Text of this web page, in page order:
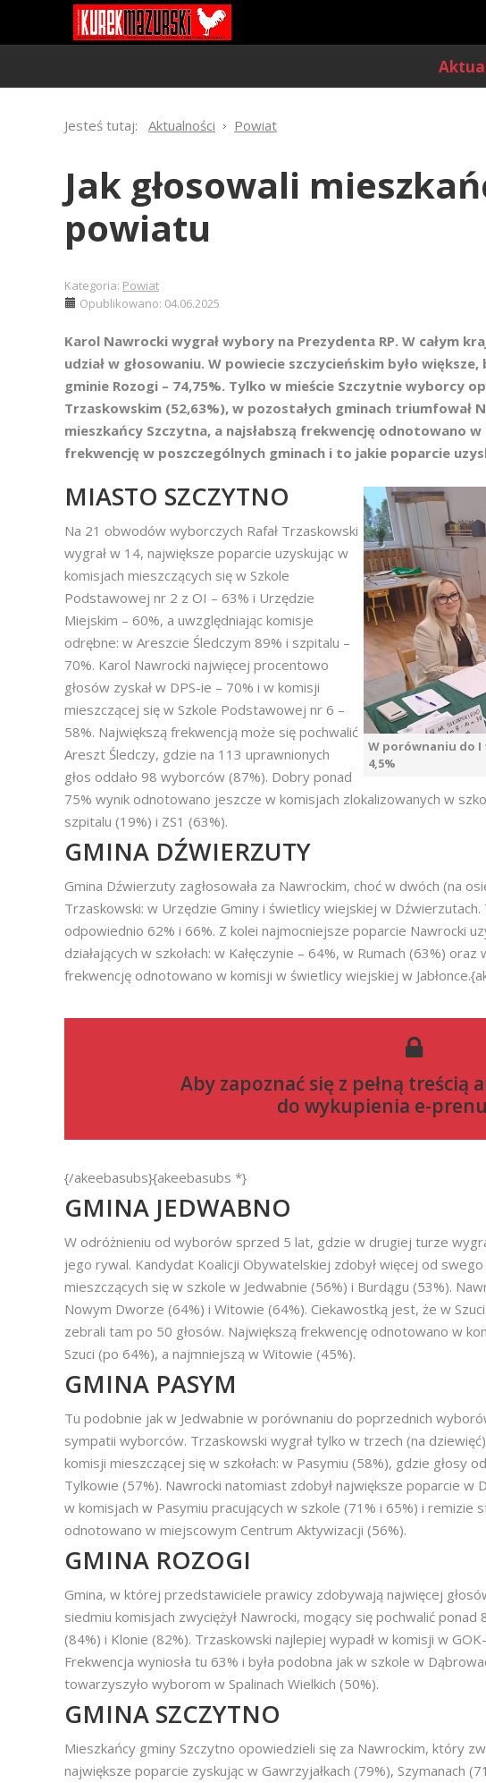
Jesteś tutaj: Aktualności Powiat
Jak głosowali
powiatu
Kategoria: Powiat
Opublikowano: 04.06.2025
Karol Nawrocki wygrał wybory na Prezydenta RP. W całym
udział w głosowaniu. W powiecie szczycieńskim było
gminie Rozogi – 74,75%. Tylko w mieście Szczytnie wyborcy
Trzaskowskim (52,63%), w pozostałych gminach triumfował
mieszkańcy Szczytna, a najsłabszą frekwencję odnotowano
frekwencję w poszczególnych gminach i to jakie poparcie
W porównaniu do I
4,5%
MIASTO SZCZYTNO
Na 21 obwodów wyborczych Rafał Trzaskowski
wygrał w 14, największe poparcie uzyskując w
komisjach mieszczących się w Szkole
Podstawowej nr 2 z OI – 63% i Urzędzie
Miejskim – 60%, a uwzględniając komisje
odrębne: w Areszcie Śledczym 89% i szpitalu –
70%. Karol Nawrocki najwięcej procentowo
głosów zyskał w DPS-ie – 70% i w komisji
mieszczącej się w Szkole Podstawowej nr 6 –
58%. Największą frekwencją może się pochwalić
Areszt Śledczy, gdzie na 113 uprawnionych
głos oddało 98 wyborców (87%). Dobry ponad
75% wynik odnotowano jeszcze w komisjach zlokalizowanych w
szpitalu (19%) i ZS1 (63%).
GMINA DŹWIERZUTY
Gmina Dźwierzuty zagłosowała za Nawrockim, choć w dwóch (na
Trzaskowski: w Urzędzie Gminy i świetlicy wiejskiej w
odpowiednio 62% i 66%. Z kolei najmocniejsze poparcie Nawrocki
działających w szkołach: w Kałęczynie – 64%, w Rumach (63%)
frekwencję odnotowano w komisji w świetlicy wiejskiej w
Aby zapoznać się z pełną treścią
do wykupienia e-
{/akeebasubs}{akeebasubs *}
GMINA JEDWABNO
W odróżnieniu od wyborów sprzed 5 lat, gdzie w drugiej turze
jego rywal. Kandydat Koalicji Obywatelskiej zdobył więcej od
mieszczących się w szkole w Jedwabnie (56%) i Burdągu (53%).
Nowym Dworze (64%) i Witowie (64%). Ciekawostką jest, że w
zebrali tam po 50 głosów. Największą frekwencję odnotowano w
Szuci (po 64%), a najmniejszą w Witowie (45%).
GMINA PASYM
Tu podobnie jak w Jedwabnie w porównaniu do poprzednich
sympatii wyborców. Trzaskowski wygrał tylko w trzech (na
komisji mieszczącej się w szkołach: w Pasymiu (58%), gdzie głosy
Tylkowie (57%). Nawrocki natomiast zdobył największe poparcie w
w komisjach w Pasymiu pracujących w szkole (71% i 65%) i remizie
odnotowano w miejscowym Centrum Aktywizacji (56%).
GMINA ROZOGI
Gmina, w której przedstawiciele prawicy zdobywają najwięcej
siedmiu komisjach zwyciężył Nawrocki, mogący się pochwalić
(84%) i Klonie (82%). Trzaskowski najlepiej wypadł w komisji w
Frekwencja wyniosła tu 63% i była podobna jak w szkole w
towarzyszyło wyborom w Spalinach Wielkich (50%).
GMINA SZCZYTNO
Mieszkańcy gminy Szczytno opowiedzieli się za Nawrockim, który
największe poparcie zyskując w Gawrzyjałkach (79%), Szymanach